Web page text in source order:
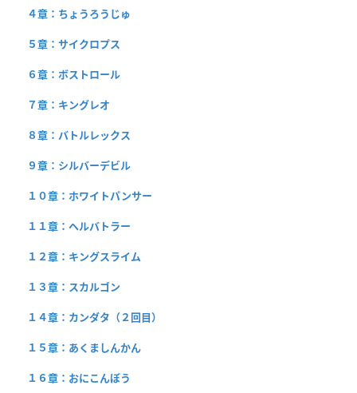
４章：ちょうろうじゅ
５章：サイクロプス
６章：ボストロール
７章：キングレオ
８章：バトルレックス
９章：シルバーデビル
１０章：ホワイトパンサー
１１章：ヘルバトラー
１２章：キングスライム
１３章：スカルゴン
１４章：カンダタ（２回目）
１５章：あくましんかん
１６章：おにこんぼう